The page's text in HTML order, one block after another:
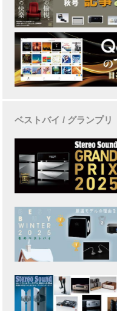
ベストバイ / グランプリ